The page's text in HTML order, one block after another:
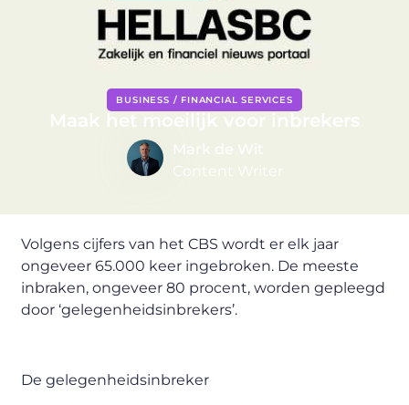
BUSINESS / FINANCIAL SERVICES
Maak het moeilijk voor inbrekers
Mark de Wit
Content Writer
Volgens cijfers van het CBS wordt er elk jaar
ongeveer 65.000 keer ingebroken. De meeste
inbraken, ongeveer 80 procent, worden gepleegd
door ‘gelegenheidsinbrekers’.
De gelegenheidsinbreker